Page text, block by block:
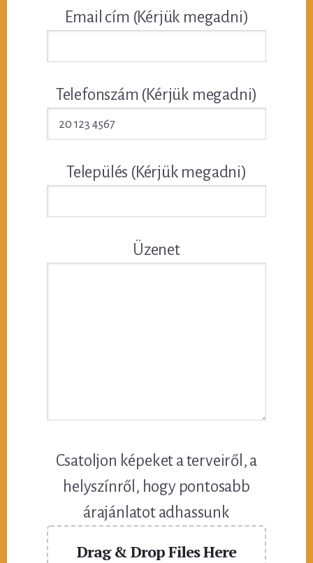
Email cím (Kérjük megadni)
Telefonszám (Kérjük megadni)
Település (Kérjük megadni)
Üzenet
Csatoljon képeket a terveiről, a
helyszínről, hogy pontosabb
árajánlatot adhassunk
Drag & Drop Files Here